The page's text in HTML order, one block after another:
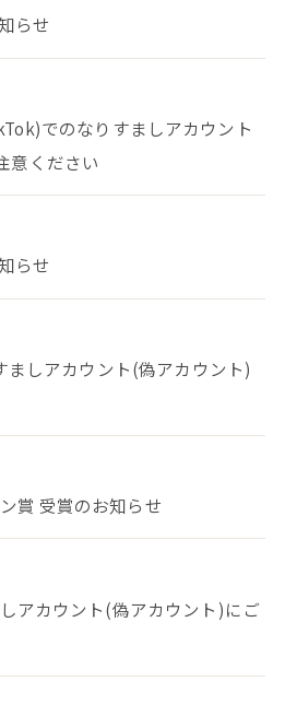
らせ
でのなりすましアカウント
意ください
らせ
しアカウント(偽アカウント)
賞 受賞のお知らせ
アカウント(偽アカウント)にご